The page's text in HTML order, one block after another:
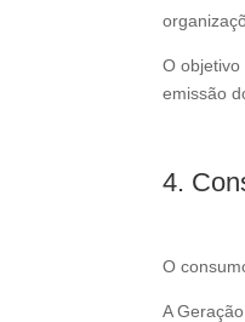
O
emissão
4.
O
A